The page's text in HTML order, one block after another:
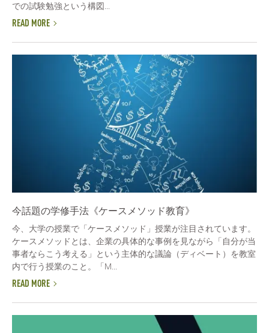
での試験勉強という構図...
READ MORE
今話題の学修手法《ケースメソッド教育》
今、大学の授業で「ケースメソッド」授業が注目されています。
ケースメソッドとは、企業の具体的な事例を見ながら「自分が当
事者ならこう考える」という主体的な議論（ディベート）を教室
内で行う授業のこと。「M...
READ MORE